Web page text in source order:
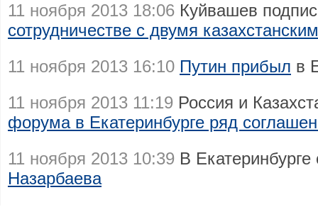
11 ноября 2013 18:06 Куйвашев
сотрудничестве с двумя
11 ноября 2013 16:10 Путин прибыл в
11 ноября 2013 11:19 Россия и
форума в Екатеринбурге ряд
11 ноября 2013 10:39 В Екатеринбурге
Назарбаева